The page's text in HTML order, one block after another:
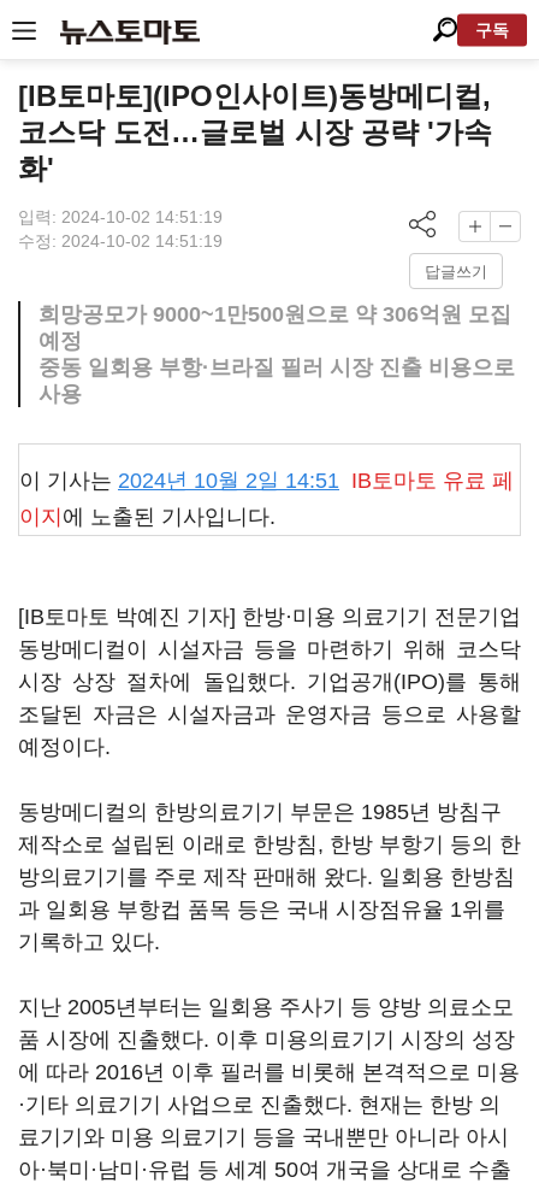
구독
[IB토마토](IPO인사이트)동방메디컬,
코스닥 도전…글로벌 시장 공략 '가속
화'
입력: 2024-10-02 14:51:19
수정: 2024-10-02 14:51:19
답글쓰기
희망공모가 9000~1만500원으로 약 306억원 모집
예정
중동 일회용 부항·브라질 필러 시장 진출 비용으로
사용
이 기사는 2024년 10월 2일 14:51 IB토마토 유료 페
이지 에 노출된 기사입니다.
[IB토마토 박예진 기자] 한방·미용 의료기기 전문기업
동방메디컬이 시설자금 등을 마련하기 위해 코스닥
시장 상장 절차에 돌입했다. 기업공개(IPO)를 통해
조달된 자금은 시설자금과 운영자금 등으로 사용할
예정이다.
동방메디컬의 한방의료기기 부문은 1985년 방침구
제작소로 설립된 이래로 한방침, 한방 부항기 등의 한
방의료기기를 주로 제작 판매해 왔다. 일회용 한방침
과 일회용 부항컵 품목 등은 국내 시장점유율 1위를
기록하고 있다.
지난 2005년부터는 일회용 주사기 등 양방 의료소모
품 시장에 진출했다. 이후 미용의료기기 시장의 성장
에 따라 2016년 이후 필러를 비롯해 본격적으로 미용
·기타 의료기기 사업으로 진출했다. 현재는 한방 의
료기기와 미용 의료기기 등을 국내뿐만 아니라 아시
아·북미·남미·유럽 등 세계 50여 개국을 상대로 수출